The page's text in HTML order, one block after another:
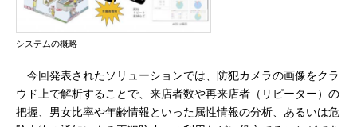
システムの概略
今回発表されたソリューションでは、防犯カメラの画像をクラ
ウド上で解析することで、来店者数や再来店者（リピーター）の
把握、男女比率や年齢情報といった属性情報の分析、あるいは危